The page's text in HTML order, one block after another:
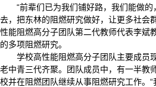
“前辈们已为我们铺好路，我们能做
去，把东林的阻燃研究做好，让更多社会
性能阻燃高分子团队第二代教师代表李斌
的多项阻燃研究。
学校高性能阻燃高分子团队主要成员
老中青三代齐聚。团队成员中，有一半教
校并在阻燃团队继续从事阻燃研究工作。